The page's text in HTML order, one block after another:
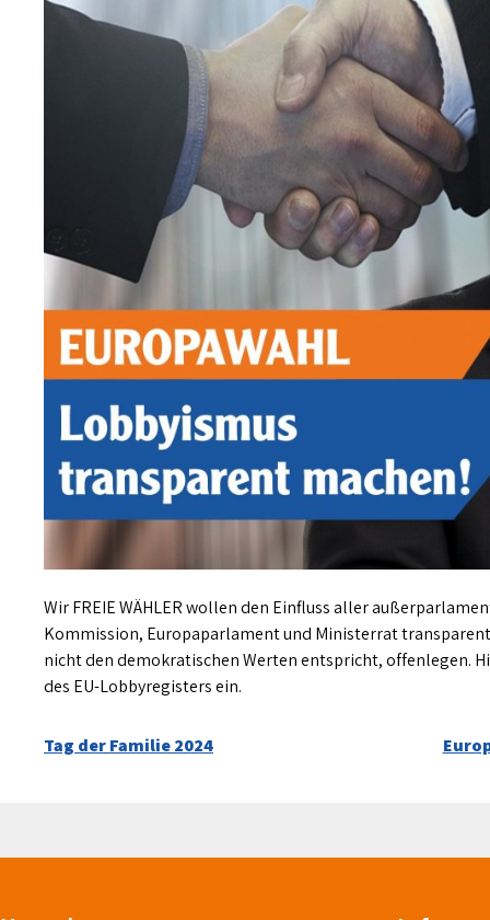
Wir FREIE WÄHLER wollen den Einfluss aller
Kommission, Europaparlament und Ministerrat
nicht den demokratischen Werten entspricht, offenlegen.
des EU-Lobbyregisters ein.
Beitragsnavigation
Tag der Familie 2024